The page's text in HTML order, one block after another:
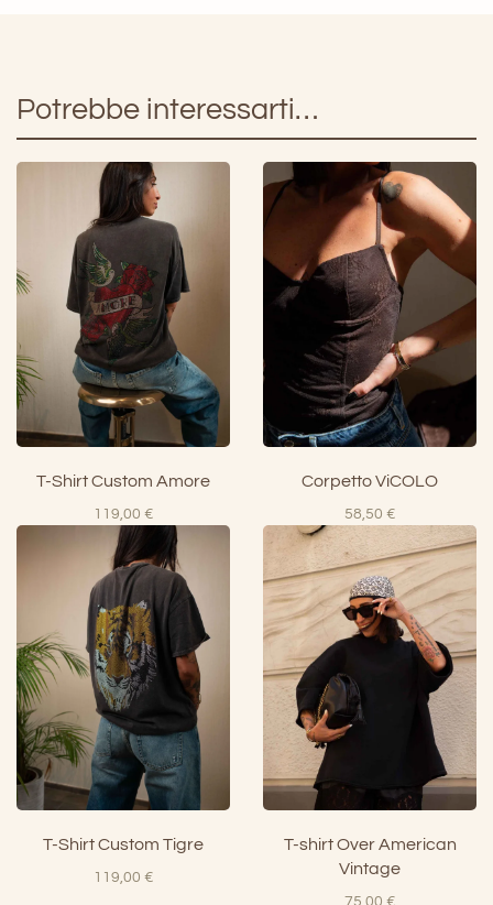
Potrebbe interessarti…
T-Shirt Custom Amore
119,00 €
Corpetto ViCOLO
58,50 €
T-Shirt Custom Tigre
119,00 €
T-shirt Over American
Vintage
75,00 €